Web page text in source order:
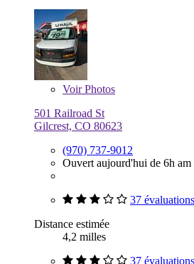
VoirPhotos
501 Railroad St
Gilcrest, CO 80623
(970) 737-9012
Ouvert aujourd'hui de 6h am
37 évaluations
Distance estimée
4,2 milles
37 évaluations